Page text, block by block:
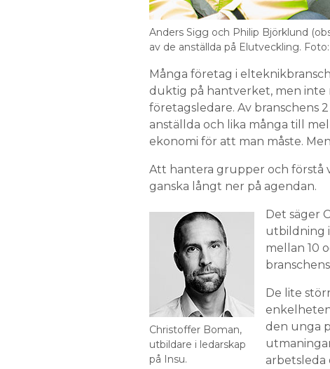
Anders Sigg och Philip ­Björklund
av de anställda på ­Elutveckling.
Många företag i
duktig på hantverket, men
företagsledare. Av branschens
anställda och lika många till
ekonomi för att man måste.
Att hantera grupper och förstå
ganska långt ner på agendan.
Christoffer Boman,
utbildare i ledarskap
på Insu.
Det säger
utbildning
mellan 10
De lite
den unga
arbetsleda